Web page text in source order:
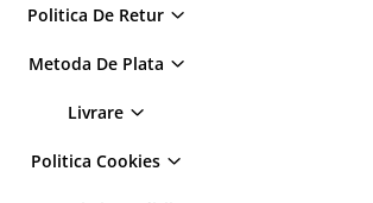
Politica De Retur
Metoda De Plata
Livrare
Politica Cookies